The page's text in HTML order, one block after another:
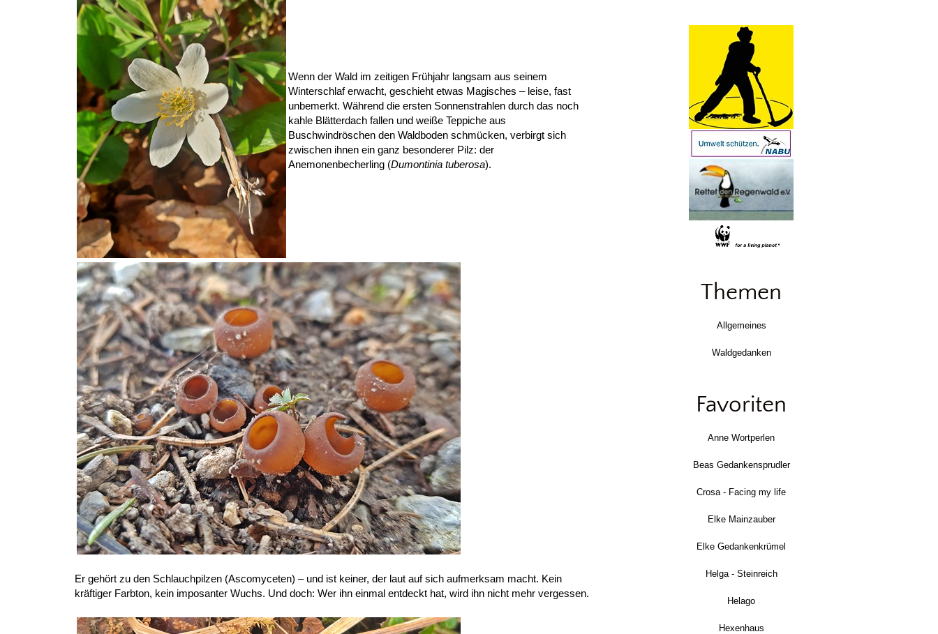
Wenn der Wald im zeitigen Frühjahr langsam aus seinem
Winterschlaf erwacht, geschieht etwas Magisches – leise, fast
unbemerkt. Während die ersten Sonnenstrahlen durch das noch
kahle Blätterdach fallen und weiße Teppiche aus
Buschwindröschen den Waldboden schmücken, verbirgt sich
zwischen ihnen ein ganz besonderer Pilz: der
Anemonenbecherling (Dumontinia tuberosa).
Er gehört zu den Schlauchpilzen (Ascomyceten) – und ist keiner, der laut auf sich aufmerksam macht. Kein
kräftiger Farbton, kein imposanter Wuchs. Und doch: Wer ihn einmal entdeckt hat, wird ihn nicht mehr vergessen.
Themen
Allgemeines
Waldgedanken
Favoriten
Anne Wortperlen
Beas Gedankensprudler
Crosa - Facing my life
Elke Mainzauber
Elke Gedankenkrümel
Helga - Steinreich
Helago
Hexenhaus